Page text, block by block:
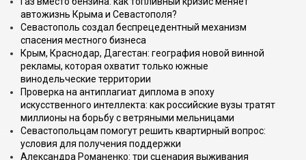
автожизнь Крыма и Севастополя?
Севастополь создал беспрецедентный механизм
спасения местного бизнеса
Крым, Краснодар, Дагестан: география новой винной
рекламы, которая охватит только южные
винодельческие территории
Проверка на антиплагиат диплома в эпоху
искусственного интеллекта: как российские вузы тратят
миллионы на борьбу с ветряными мельницами
Севастопольцам помогут решить квартирный вопрос:
условия для получения поддержки
Александра Романенко: три сценария выживания